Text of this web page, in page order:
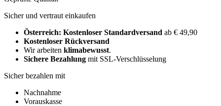
Sicher und vertraut einkaufen
Österreich: Kostenloser Standardversand ab € 49,90
Kostenloser Rückversand
Wir arbeiten klimabewusst.
Sichere Bezahlung mit SSL-Verschlüsselung
Sicher bezahlen mit
Nachnahme
Vorauskasse